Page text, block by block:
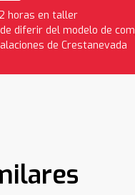
horas en taller
diferir del modelo de
de Crestanevada